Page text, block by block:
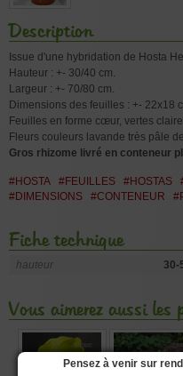
Description
Issue d'une hybridation de Hosta
Hauteur : +- 30/40 cm.
Largeur : +- 70/80 cm.
Dimensions des feuilles : +- 22x18
Feuilles en forme cœur, vertes
Fleurs couleurs lavande très pâle
Gros rhizome livré en conteneur
#HOSTA #FEUILLES #HOSTAS
#DIMENSIONS
#CONTENEUR
Fiche technique
hauteur 30-
Vous aimerez aussi les
Pensez à venir sur